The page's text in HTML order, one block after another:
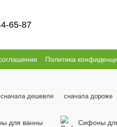
65-87
Политика
сначала дешевле сначала дороже
для ванны Сифоны